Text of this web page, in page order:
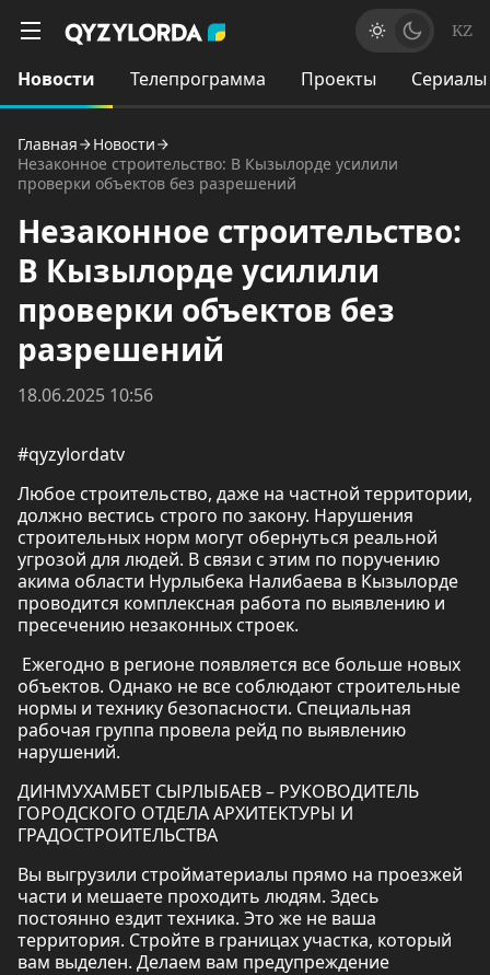
KZ
Новости Телепрограмма Проекты Сериалы
Главная
Новости
Незаконное строительство: В Кызылорде усилили
проверки объектов без разрешений
Незаконное строительство:
В Кызылорде усилили
проверки объектов без
разрешений
18.06.2025 10:56
#qyzylordatv
Любое строительство, даже на частной территории,
должно вестись строго по закону. Нарушения
строительных норм могут обернуться реальной
угрозой для людей. В связи с этим по поручению
акима области Нурлыбека Налибаева в Кызылорде
проводится комплексная работа по выявлению и
пресечению незаконных строек.
Ежегодно в регионе появляется все больше новых
объектов. Однако не все соблюдают строительные
нормы и технику безопасности. Специальная
рабочая группа провела рейд по выявлению
нарушений.
ДИНМУХАМБЕТ СЫРЛЫБАЕВ – РУКОВОДИТЕЛЬ
ГОРОДСКОГО ОТДЕЛА АРХИТЕКТУРЫ И
ГРАДОСТРОИТЕЛЬСТВА
Вы выгрузили стройматериалы прямо на проезжей
части и мешаете проходить людям. Здесь
постоянно ездит техника. Это же не ваша
территория. Стройте в границах участка, который
вам выделен. Делаем вам предупреждение